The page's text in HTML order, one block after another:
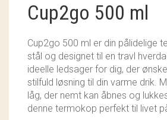
SÆBEVÆRKSTEDET
THY ØKOBÆR
THYA
Cup2go 500 ml
Cup2go 500 ml er din pålidelige
stål og designet til en travl
ideelle ledsager for dig, der
stilfuld løsning til din varme drik.
låg, der nemt kan åbnes og
denne termokop perfekt til livet